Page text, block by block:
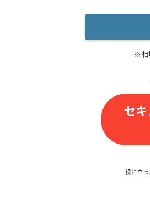
※相
セ
役に立